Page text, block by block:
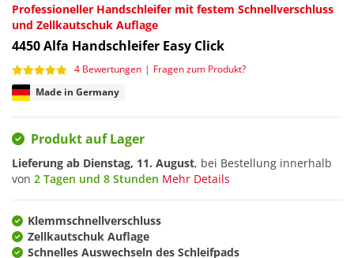
Professioneller Handschleifer mit festem Schnellverschluss
und Zellkautschuk Auflage
4450Alfa Handschleifer Easy Click
4 Bewertungen | Fragen zum Produkt?
Made in Germany
Produkt auf Lager
Lieferung ab Dienstag, 11. August, bei Bestellung innerhalb
von 2 Tagen und 8 Stunden Mehr Details
Klemmschnellverschluss
Zellkautschuk Auflage
Schnelles Auswechseln des Schleifpads